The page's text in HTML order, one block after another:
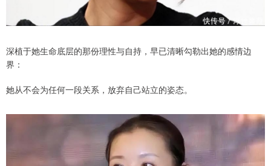
深植于她生命底层的那份理性与自持，早已清晰勾勒出她的感情边
界：
她从不会为任何一段关系，放弃自己站立的姿态。